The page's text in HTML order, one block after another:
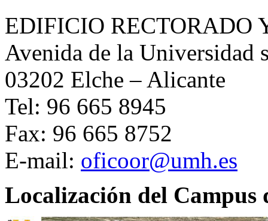
EDIFICIO RECTORADO
Avenida de la Universidad
03202 Elche – Alicante
Tel: 96 665 8945
Fax: 96 665 8752
E-mail: oficoor@umh.es
Localización del Campus